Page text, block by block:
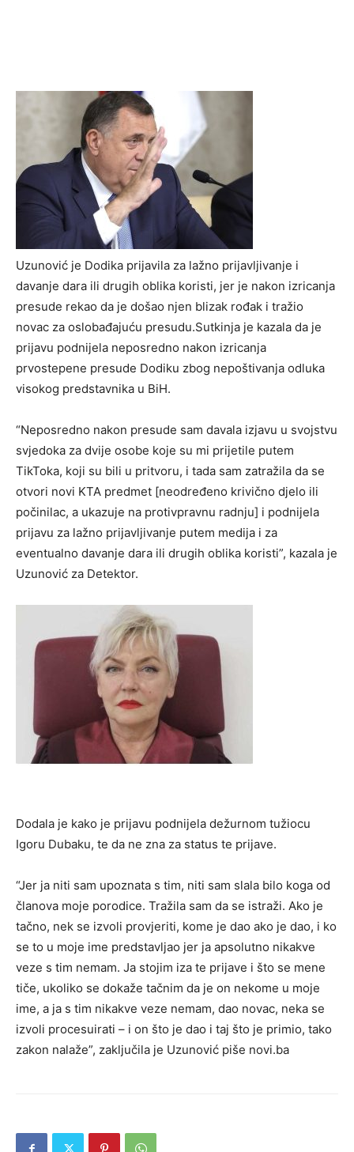
Uzunović je Dodika prijavila za lažno prijavljivanje i
davanje dara ili drugih oblika koristi, jer je nakon izricanja
presude rekao da je došao njen blizak rođak i tražio
novac za oslobađajuću presudu.Sutkinja je kazala da je
prijavu podnijela neposredno nakon izricanja
prvostepene presude Dodiku zbog nepoštivanja odluka
visokog predstavnika u BiH.
“Neposredno nakon presude sam davala izjavu u svojstvu
svjedoka za dvije osobe koje su mi prijetile putem
TikToka, koji su bili u pritvoru, i tada sam zatražila da se
otvori novi KTA predmet [neodređeno krivično djelo ili
počinilac, a ukazuje na protivpravnu radnju] i podnijela
prijavu za lažno prijavljivanje putem medija i za
eventualno davanje dara ili drugih oblika koristi”, kazala je
Uzunović za Detektor.
Dodala je kako je prijavu podnijela dežurnom tužiocu
Igoru Dubaku, te da ne zna za status te prijave.
“Jer ja niti sam upoznata s tim, niti sam slala bilo koga od
članova moje porodice. Tražila sam da se istraži. Ako je
tačno, nek se izvoli provjeriti, kome je dao ako je dao, i ko
se to u moje ime predstavljao jer ja apsolutno nikakve
veze s tim nemam. Ja stojim iza te prijave i što se mene
tiče, ukoliko se dokaže tačnim da je on nekome u moje
ime, a ja s tim nikakve veze nemam, dao novac, neka se
izvoli procesuirati – i on što je dao i taj što je primio, tako
zakon nalaže”, zaključila je Uzunović piše novi.ba